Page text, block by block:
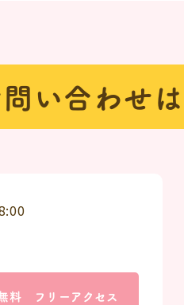
い合わせは
料 フリーアクセス